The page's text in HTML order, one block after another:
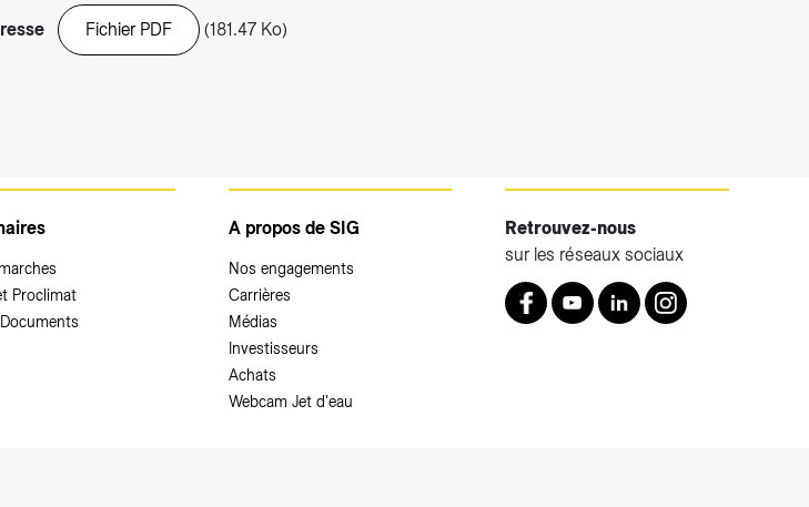
Fichier PDF (181.47 Ko)
Proclimat
A propos de SIG
Nos engagements
Carrières
Médias
Investisseurs
Achats
Webcam Jet d'eau
Retrouvez-nous
sur les réseaux sociaux
Retrouvez nous sur Facebook
YoutubeLinkedInInstagram